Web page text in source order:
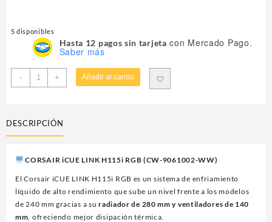
5 disponibles
Hasta 12 pagos sin tarjeta con Mercado Pago.
Saber más
-
VENTILADOR
P/CPU
9061002-
WW)
LINK
H115I
RGB
AIO,280MM,2
FAN,NEGRO
+ Añadir al carrito
DESCRIPCIÓN
CORSAIR iCUE LINK H115i RGB (CW-9061002-WW)
El Corsair iCUE LINK H115i RGB es un sistema de enfriamiento
líquido de alto rendimiento que sube un nivel frente a los modelos
de 240 mm gracias a suradiador de 280 mm y ventiladores de 140
mm , ofreciendo mejor disipación térmica.